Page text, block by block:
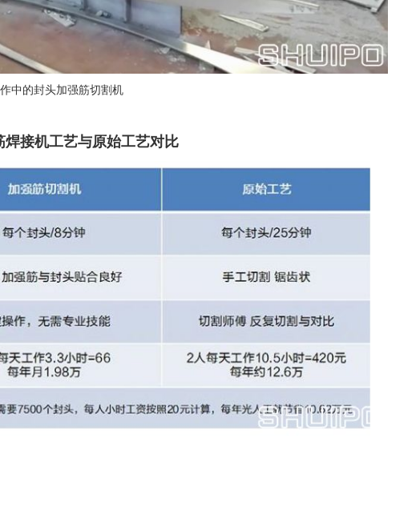
中的封头加强筋切割机
焊接机工艺与原始工艺对比